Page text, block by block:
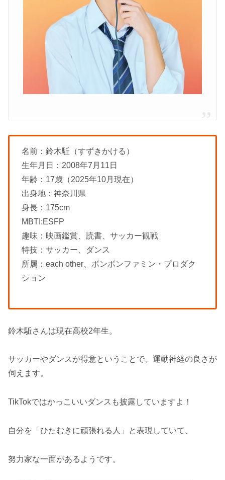
名前：鈴木駈（すずきかける）
生年月日：2008年7月11日
年齢：17歳（2025年10月現在）
出身地：神奈川県
身長：175cm
MBTI:ESFP
趣味：映画鑑賞、読書、サッカー観戦
特技：サッカー、ダンス
所属：each other、ボンボンファミン・プロダク
ション
鈴木駈さんは現在高校2年生。
サッカーやダンスが得意ということで、運動神経の良さが
伺えます。
TikTokではかっこいいダンスも披露していますよ！
自分を「ひたむきに頑張れる人」と表現していて、
努力家な一面があるようです。